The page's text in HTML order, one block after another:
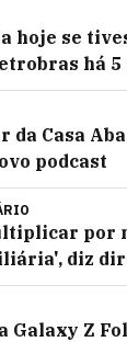
hoje se
há 5
da Casa
podcast
por
diz
Galaxy Z